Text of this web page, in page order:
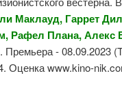
Маклауд, Гаррет
Рафел Плана, Алекс
Премьера - 08.09.2023
Оценка www.kino-